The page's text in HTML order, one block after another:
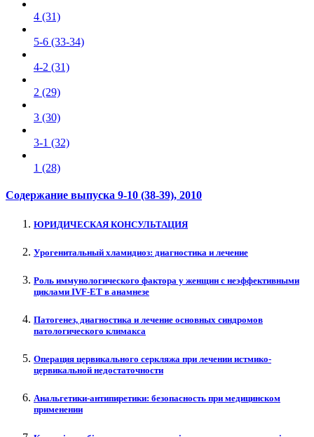
4 (31)
5-6 (33-34)
4-2 (31)
2 (29)
3 (30)
3-1 (32)
1 (28)
Содержание выпуска 9-10 (38-39), 2010
ЮРИДИЧЕСКАЯ КОНСУЛЬТАЦИЯ
Урогенитальный хламидиоз: диагностика и лечение
Роль иммунологического фактора у женщин с неэффективными
циклами IVF-ET в анамнезе
Патогенез, диагностика и лечение основных синдромов
патологического климакса
Операция цервикального серкляжа при лечении истмико-
цервикальной недостаточности
Анальгетики-антипиретики: безопасность при медицинском
применении